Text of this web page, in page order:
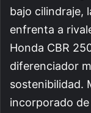
bajo cilindraje,
enfrenta a
Honda CBR
diferenciador
sostenibilidad.
incorporado